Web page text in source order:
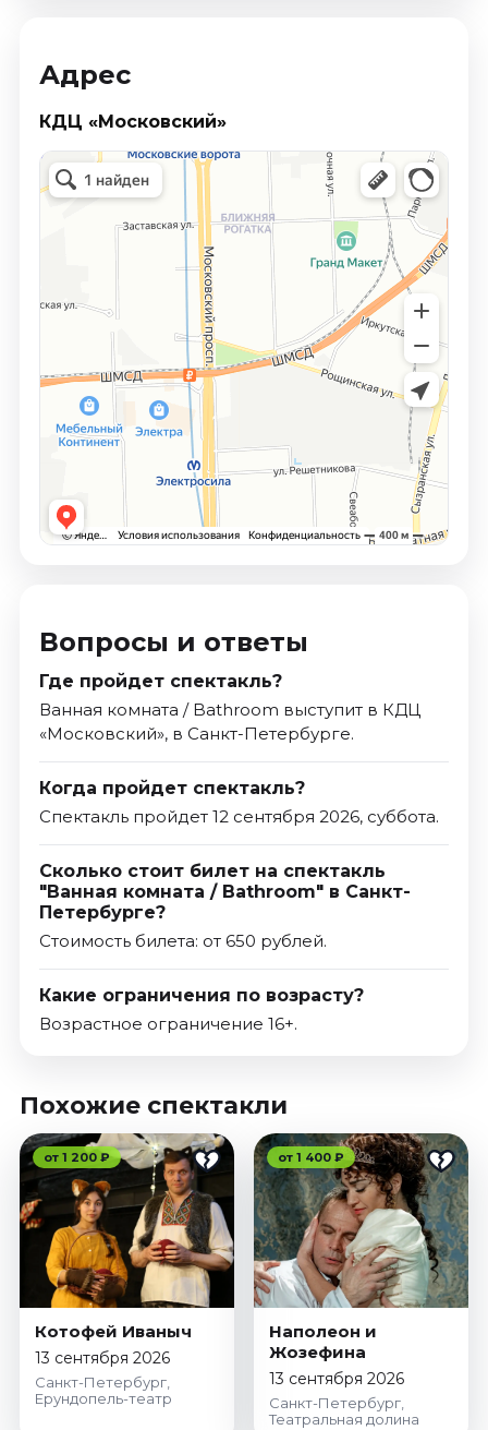
Адрес
КДЦ «Московский»
Вопросы и ответы
Где пройдет спектакль?
Ванная комната / Bathroom выступит в КДЦ
«Московский», в Санкт-Петербурге.
Когда пройдет спектакль?
Спектакль пройдет 12 сентября 2026, суббота.
Сколько стоит билет на спектакль
"Ванная комната / Bathroom" в Санкт-
Петербурге?
Стоимость билета: от 650 рублей.
Какие ограничения по возрасту?
Возрастное ограничение 16+.
Похожие спектакли
от 1 200 ₽
Котофей Иваныч
13 сентября 2026
Санкт-Петербург,
Ерундопель-театр
от 1 400 ₽
Наполеон и
Жозефина
13 сентября 2026
Санкт-Петербург,
Театральная долина